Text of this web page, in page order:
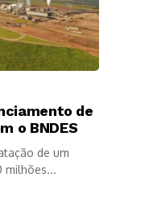
de
o BNDES
de um
milhões...